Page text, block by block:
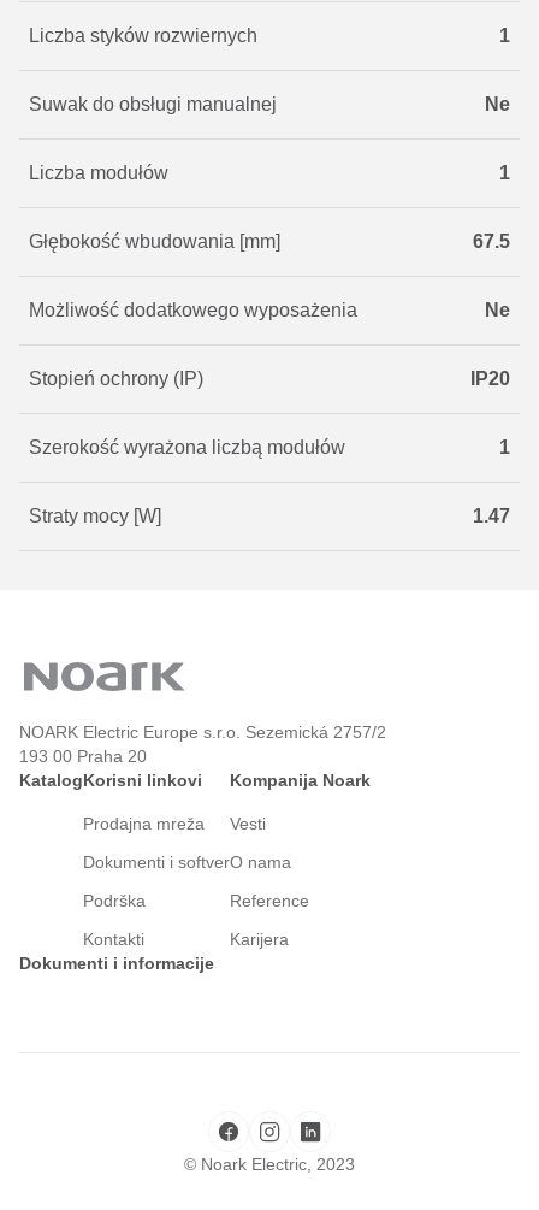
Liczba styków rozwiernych 1
Suwak do obsługi manualnej Ne
Liczba modułów 1
Głębokość wbudowania [mm] 67.5
Możliwość dodatkowego wyposażenia Ne
Stopień ochrony (IP) IP20
Szerokość wyrażona liczbą modułów 1
Straty mocy [W] 1.47
NOARK Electric Europe s.r.o. Sezemická 2757/2
193 00 Praha 20
KatalogKorisni linkovi
Prodajna mreža
Dokumenti i softver
Podrška
Kontakti
Kompanija Noark
Vesti
O nama
Reference
Karijera
Dokumenti i informacije
© Noark Electric, 2023